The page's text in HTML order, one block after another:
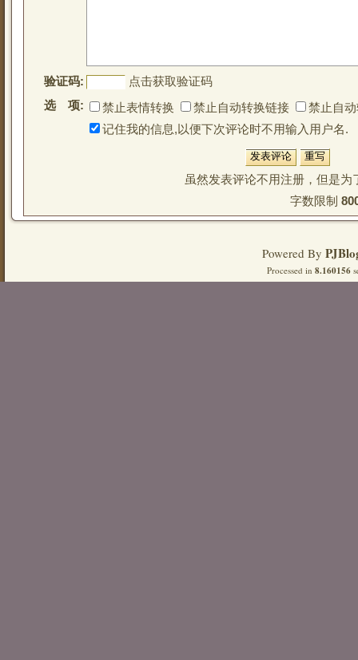
验证码:
点击获取验证码
选 项:
禁止表情转换 禁止自动转换链接
禁止自
记住我的信息,以便下次评论时不用输入用户名.
虽然发表评论不用注册，但是
字数限制
Powered By
Processed in 8.160156